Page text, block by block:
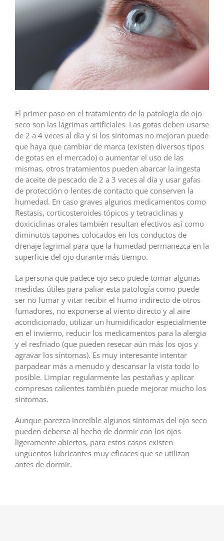
El primer paso en el tratamiento de la patología de ojo
seco son las lágrimas artificiales. Las gotas deben usarse
de 2 a 4 veces al día y si los síntomas no mejoran puede
que haya que cambiar de marca (existen diversos tipos
de gotas en el mercado) o aumentar el uso de las
mismas, otros tratamientos pueden abarcar la ingesta
de aceite de pescado de 2 a 3 veces al día y usar gafas
de protección o lentes de contacto que conserven la
humedad. En caso graves algunos medicamentos como
Restasis, corticosteroides tópicos y tetraciclinas y
doxiciclinas orales también resultan efectivos así como
diminutos tapones colocados en los conductos de
drenaje lagrimal para que la humedad permanezca en la
superficie del ojo durante más tiempo.
La persona que padece ojo seco puede tomar algunas
medidas útiles para paliar esta patología como puede
ser no fumar y vitar recibir el humo indirecto de otros
fumadores, no exponerse al viento directo y al aire
acondicionado, utilizar un humidificador especialmente
en el invierno, reducir los medicamentos para la alergia
y el resfriado (que pueden resecar aún más los ojos y
agravar los síntomas). Es muy interesante intentar
parpadear más a menudo y descansar la vista todo lo
posible. Limpiar regularmente las pestañas y aplicar
compresas calientes también puede mejorar mucho los
síntomas.
Aunque parezca increíble algunos síntomas del ojo seco
pueden deberse al hecho de dormir con los ojos
ligeramente abiertos, para estos casos existen
ungüentos lubricantes muy eficaces que se utilizan
antes de dormir.